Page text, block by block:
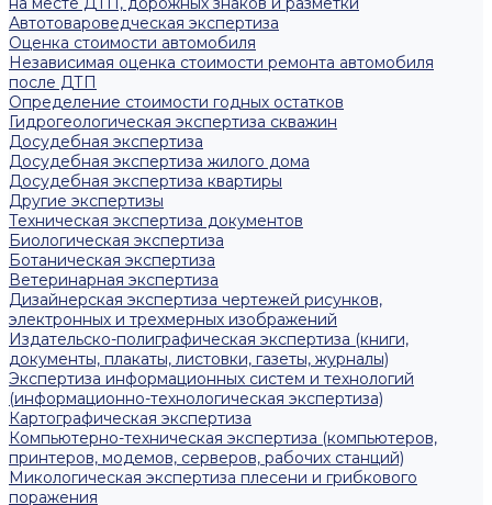
Автотовароведческая экспертиза
Оценка стоимости автомобиля
Независимая оценка стоимости ремонта автомобиля
после ДТП
Определение стоимости годных остатков
Гидрогеологическая экспертиза скважин
Досудебная экспертиза
Досудебная экспертиза жилого дома
Досудебная экспертиза квартиры
Другие экспертизы
Техническая экспертиза документов
Биологическая экспертиза
Ботаническая экспертиза
Ветеринарная экспертиза
Дизайнерская экспертиза чертежей рисунков,
электронных и трехмерных изображений
Издательско-полиграфическая экспертиза (книги,
документы, плакаты, листовки, газеты, журналы)
Экспертиза информационных систем и технологий
(информационно-технологическая экспертиза)
Картографическая экспертиза
Компьютерно-техническая экспертиза (компьютеров,
принтеров, модемов, серверов, рабочих станций)
Микологическая экспертиза плесени и грибкового
поражения